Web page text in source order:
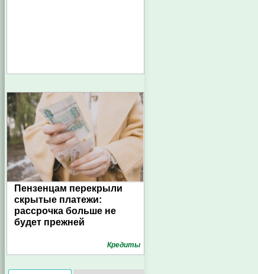
Пензенцам перекрыли
скрытые платежи:
рассрочка больше не
будет прежней
Кредиты